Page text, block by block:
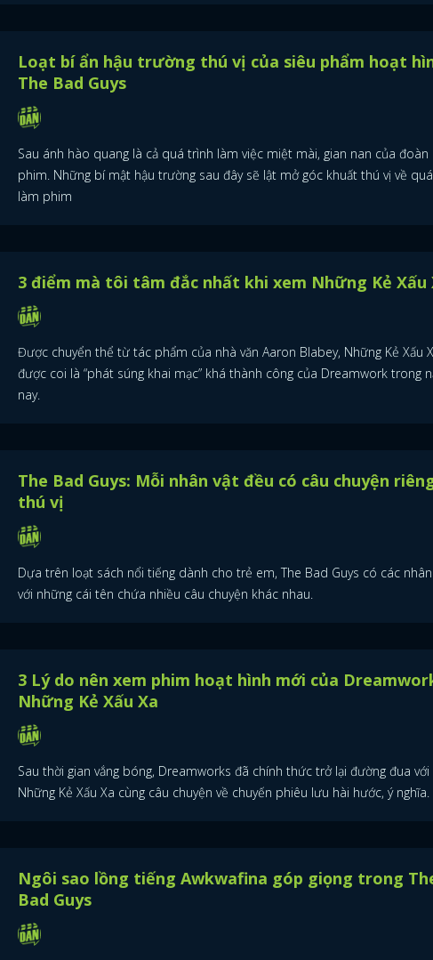
Loạt bí ẩn hậu trường thú vị của siêu phẩm hoạt
The Bad Guys
Sau ánh hào quang là cả quá trình làm việc miệt mài, gian nan của đoàn
phim. Những bí mật hậu trường sau đây sẽ lật mở góc khuất thú vị về
làm phim
3 điểm mà tôi tâm đắc nhất khi xem Những Kẻ Xấu
Được chuyển thể từ tác phẩm của nhà văn Aaron Blabey, Những Kẻ Xấu
được coi là “phát súng khai mạc” khá thành công của Dreamwork trong
nay.
The Bad Guys: Mỗi nhân vật đều có câu chuyện
thú vị
Dựa trên loạt sách nổi tiếng dành cho trẻ em, The Bad Guys có các
với những cái tên chứa nhiều câu chuyện khác nhau.
3 Lý do nên xem phim hoạt hình mới của
Những Kẻ Xấu Xa
Sau thời gian vắng bóng, Dreamworks đã chính thức trở lại đường đua với
Những Kẻ Xấu Xa cùng câu chuyện về chuyến phiêu lưu hài hước, ý nghĩa.
Ngôi sao lồng tiếng Awkwafina góp giọng trong
Bad Guys